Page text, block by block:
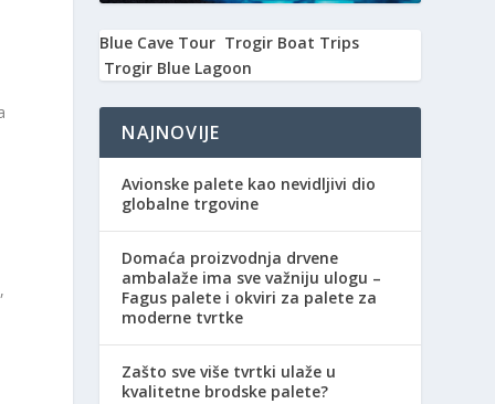
Blue Cave Tour Trogir Boat Trips
Trogir Blue Lagoon
NAJNOVIJE
Avionske palete kao nevidljivi dio
globalne trgovine
Domaća proizvodnja drvene
ambalaže ima sve važniju ulogu –
Fagus palete i okviri za palete za
moderne tvrtke
Zašto sve više tvrtki ulaže u
kvalitetne brodske palete?